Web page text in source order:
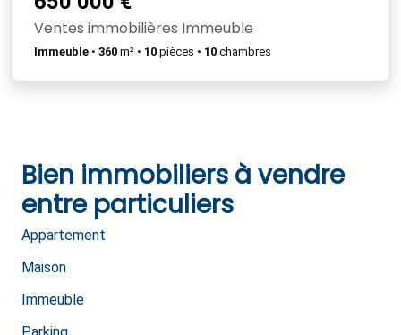
Ventes immobilières Immeuble
Immeuble • 360 m² • 10 pièces • 10 chambres
Bien immobiliers à vendre
entre particuliers
Appartement
Maison
Immeuble
Parking